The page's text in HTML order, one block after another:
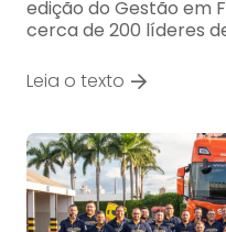
edição do Gestão em
cerca de 200 líderes
Leia o texto